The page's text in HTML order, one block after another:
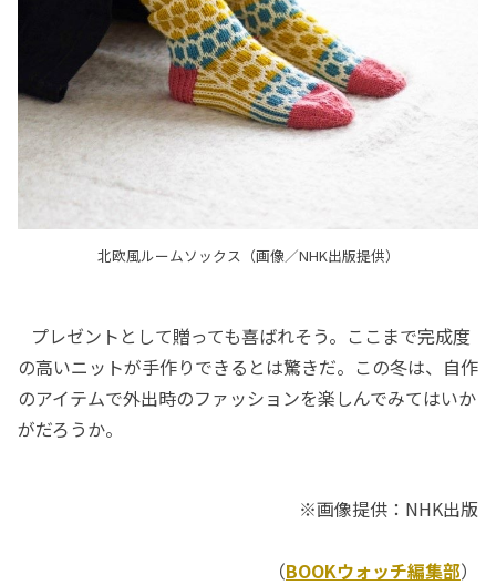
北欧風ルームソックス（画像／NHK出版提供）
プレゼントとして贈っても喜ばれそう。ここまで完成度
の高いニットが手作りできるとは驚きだ。この冬は、自作
のアイテムで外出時のファッションを楽しんでみてはいか
がだろうか。
※画像提供：NHK出版
（BOOKウォッチ編集部）